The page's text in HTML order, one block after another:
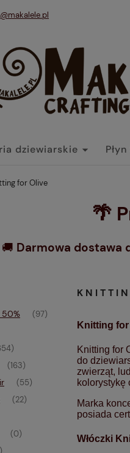
dziewiarskie
Końcówki belek
for Olive
🌴
🚚 Darmowa dostawa
50% (97)
(163)
(55)
(22)
(0)
Knitting
Knitting for
do
zwierząt,
kolorystykę
Marka
posiada
Włóczki